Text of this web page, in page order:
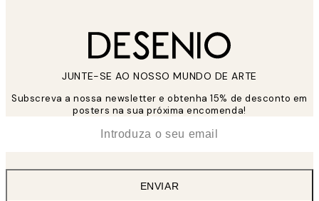
JUNTE-SE AO NOSSO MUNDO DE ARTE
Subscreva a nossa newsletter e obtenha 15% de desconto em
posters na sua próxima encomenda!
ENVIAR